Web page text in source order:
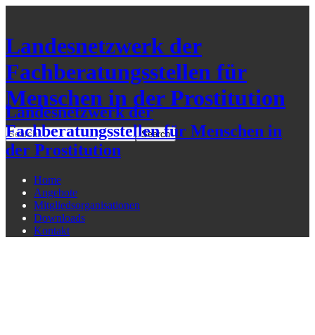
Landesnetzwerk der
Fachberatungsstellen für
Menschen in der Prostitution
Landesnetzwerk der
Fachberatungsstellen für Menschen in
der Prostitution
Home
Angebote
Mitgliedsorganisationen
Downloads
Kontakt